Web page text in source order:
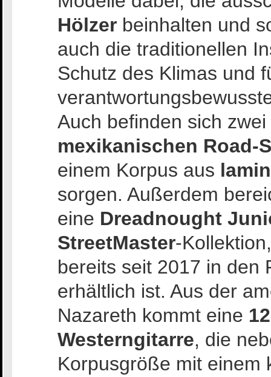
Hölzer beinhalten und
auch die traditionellen
Schutz des Klimas und
Auch befinden sich
mexikanischen Road-
einem Korpus aus
sorgen. Außerdem
eine Dreadnought
StreetMaster-
bereits seit 2017 in den
erhältlich ist. Aus der
Nazareth kommt eine
Westerngitarre, die
Korpusgröße mit einem